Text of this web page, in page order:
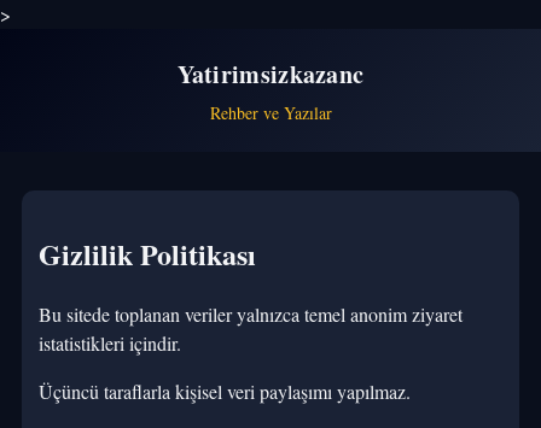
>
Yatirimsizkazanc
Rehber ve Yazılar
Gizlilik Politikası
Bu sitede toplanan veriler yalnızca temel anonim ziyaret
istatistikleri içindir.
Üçüncü taraflarla kişisel veri paylaşımı yapılmaz.